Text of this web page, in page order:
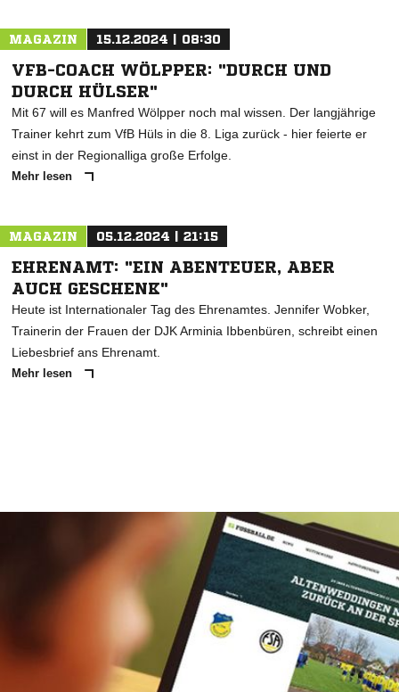
MAGAZIN 15.12.2024 | 08:30
VFB-COACH WÖLPPER: "DURCH UND
DURCH HÜLSER"
Mit 67 will es Manfred Wölpper noch mal wissen. Der langjährige
Trainer kehrt zum VfB Hüls in die 8. Liga zurück - hier feierte er
einst in der Regionalliga große Erfolge.
Mehr lesen
MAGAZIN 05.12.2024 | 21:15
EHRENAMT: "EIN ABENTEUER, ABER
AUCH GESCHENK"
Heute ist Internationaler Tag des Ehrenamtes. Jennifer Wobker,
Trainerin der Frauen der DJK Arminia Ibbenbüren, schreibt einen
Liebesbrief ans Ehrenamt.
Mehr lesen